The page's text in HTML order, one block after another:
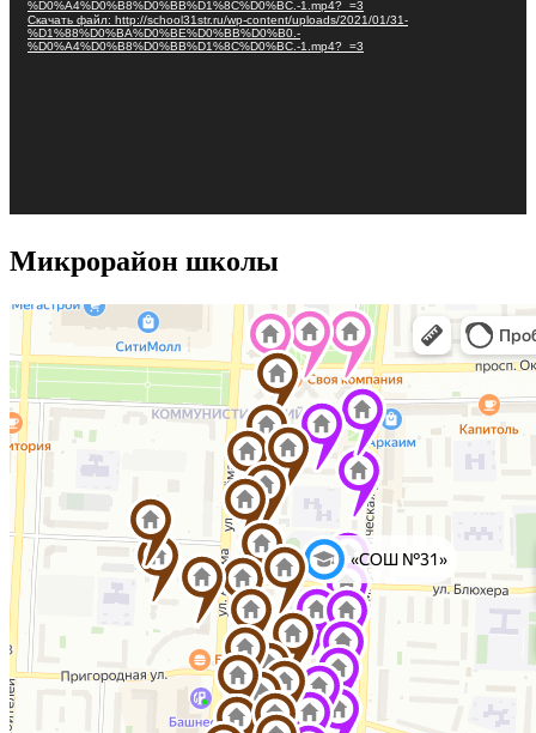
%D0%A4%D0%B8%D0%BB%D1%8C%D0%BC.-1.mp4?_=3
Скачать файл: http://school31str.ru/wp-content/uploads/2021/01/31-
%D1%88%D0%BA%D0%BE%D0%BB%D0%B0.-
%D0%A4%D0%B8%D0%BB%D1%8C%D0%BC.-1.mp4?_=3
Микрорайон школы